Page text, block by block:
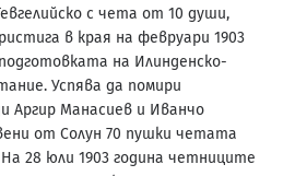
с чета от 10 души,
в края на февруари 1903
на Илинденско-
Успява да помири
Аргир Манасиев и Иванчо
от Солун 70 пушки четата
28 юли 1903 година четниците